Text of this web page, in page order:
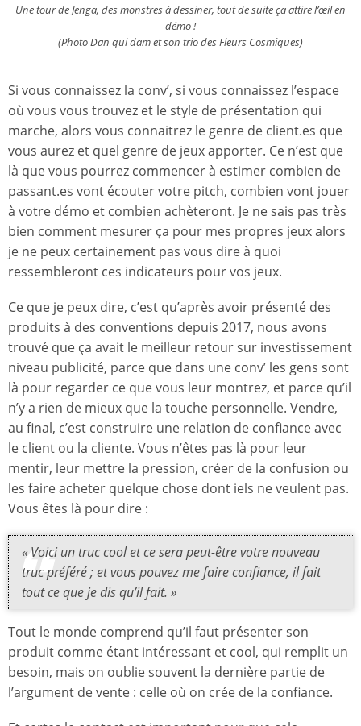
Une tour de Jenga, des monstres à dessiner, tout de suite ça attire l’œil en
démo !
(Photo Dan qui dam et son trio des Fleurs Cosmiques)
Si vous connaissez la conv’, si vous connaissez l’espace
où vous vous trouvez et le style de présentation qui
marche, alors vous connaitrez le genre de client.es que
vous aurez et quel genre de jeux apporter. Ce n’est que
là que vous pourrez commencer à estimer combien de
passant.es vont écouter votre pitch, combien vont jouer
à votre démo et combien achèteront. Je ne sais pas très
bien comment mesurer ça pour mes propres jeux alors
je ne peux certainement pas vous dire à quoi
ressembleront ces indicateurs pour vos jeux.
Ce que je peux dire, c’est qu’après avoir présenté des
produits à des conventions depuis 2017, nous avons
trouvé que ça avait le meilleur retour sur investissement
niveau publicité, parce que dans une conv’ les gens sont
là pour regarder ce que vous leur montrez, et parce qu’il
n’y a rien de mieux que la touche personnelle. Vendre,
au final, c’est construire une relation de confiance avec
le client ou la cliente. Vous n’êtes pas là pour leur
mentir, leur mettre la pression, créer de la confusion ou
les faire acheter quelque chose dont iels ne veulent pas.
Vous êtes là pour dire :
« Voici un truc cool et ce sera peut-être votre nouveau
truc préféré ; et vous pouvez me faire confiance, il fait
tout ce que je dis qu’il fait. »
Tout le monde comprend qu’il faut présenter son
produit comme étant intéressant et cool, qui remplit un
besoin, mais on oublie souvent la dernière partie de
l’argument de vente : celle où on crée de la confiance.